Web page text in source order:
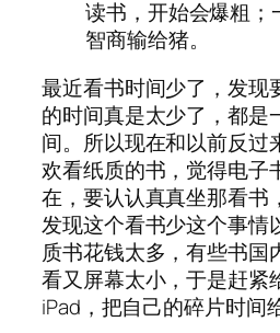
读书，开始会爆粗；
智商输给猪。
最近看书时间少了，发现
的时间真是太少了，都是
间。所以现在和以前反过
欢看纸质的书，觉得电子
在，要认认真真坐那看书
发现这个看书少这个事情
质书花钱太多，有些书国
看又屏幕太小，于是赶紧
iPad，把自己的碎片时间